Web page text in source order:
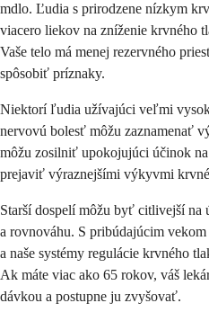
mdlo. Ľudia s prirodzene nízkym
viacero liekov na zníženie krvného
Vaše telo má menej rezervného
spôsobiť príznaky.
Niektorí ľudia užívajúci veľmi
nervovú bolesť môžu zaznamenať
môžu zosilniť upokojujúci účinok
prejaviť výraznejšími výkyvmi
Starší dospelí môžu byť citlivejší
a rovnováhu. S pribúdajúcim
a naše systémy regulácie krvného
Ak máte viac ako 65 rokov, váš
dávkou a postupne ju zvyšovať.